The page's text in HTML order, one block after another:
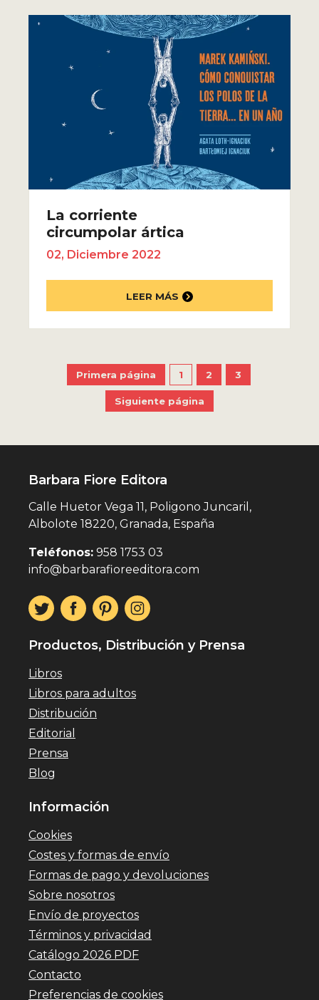
La corriente
circumpolar ártica
02, Diciembre 2022
LEER MÁS
Primera página 1 2 3
Siguiente página
Barbara Fiore Editora
Calle Huetor Vega 11, Poligono Juncaril,
Albolote 18220, Granada, España
Teléfonos: 958 1753 03
info@barbarafioreeditora.com
Productos, Distribución y Prensa
Libros
Libros para adultos
Distribución
Editorial
Prensa
Blog
Información
Cookies
Costes y formas de envío
Formas de pago y devoluciones
Sobre nosotros
Envío de proyectos
Términos y privacidad
Catálogo 2026 PDF
Contacto
Preferencias de cookies